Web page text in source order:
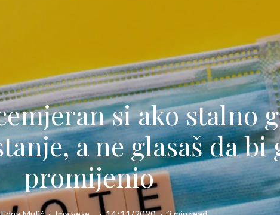
si ako stalno
a ne glasaš da bi
promijenio